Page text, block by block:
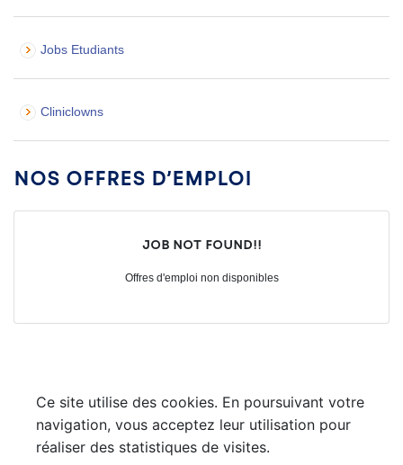
Jobs Etudiants
Cliniclowns
Nos offres d’emploi
Job not found!!
Offres d'emploi non disponibles
Ce site utilise des cookies. En poursuivant votre
navigation, vous acceptez leur utilisation pour
réaliser des statistiques de visites.